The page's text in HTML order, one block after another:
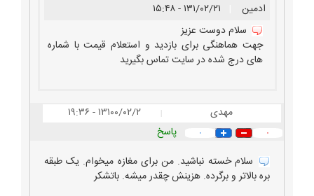
ادمین
۱۳۱/۰۲/۲۱ - ۱۵:۴۸
سلام دوست عزیز
جهت هماهنگی برای بازدید و استعلام قیمت با شماره
های درج شده در سایت تماس بگیرید
مهدی ۱۳۱۰۰/۰۲/۲ - ۱۹:۳۶
۰ ۰
پاسخ
سلام خسته نباشید. من برای مغازه میخوام. یک طبقه
بره بالاتر و برگرده. هزینش چقدر میشه. باتشکر